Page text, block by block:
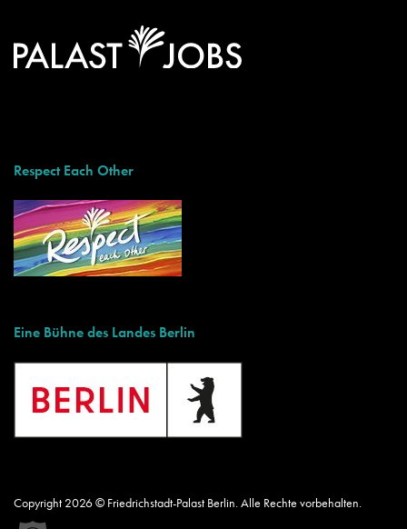
Respect Each Other
Eine Bühne des Landes Berlin
Copyright 2026 © Friedrichstadt-Palast Berlin. Alle Rechte vorbehalten.